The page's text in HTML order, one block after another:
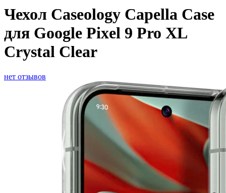
Чехол Caseology Capella Case
для Google Pixel 9 Pro XL
Crystal Clear
нет отзывов